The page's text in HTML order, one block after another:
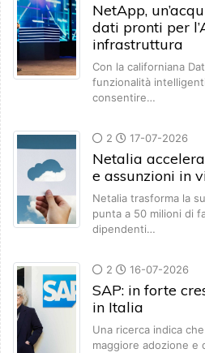
NetApp,
dati pronti per
infrastruttura
Con la californiana
funzionalità
consentire…
2 17-07-2026
Netalia
e assunzioni in
Netalia trasforma la
punta a 50 milioni di
dipendenti…
2 16-07-2026
SAP: in forte
in Italia
Una ricerca indica
maggiore adozione e